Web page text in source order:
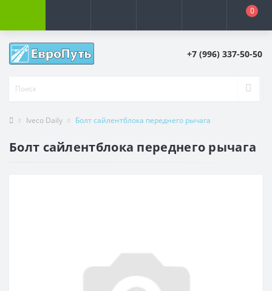
0
+7 (996) 337-50-50
Iveco Daily Болт сайлентблока переднего рычага
Болт сайлентблока переднего рычага